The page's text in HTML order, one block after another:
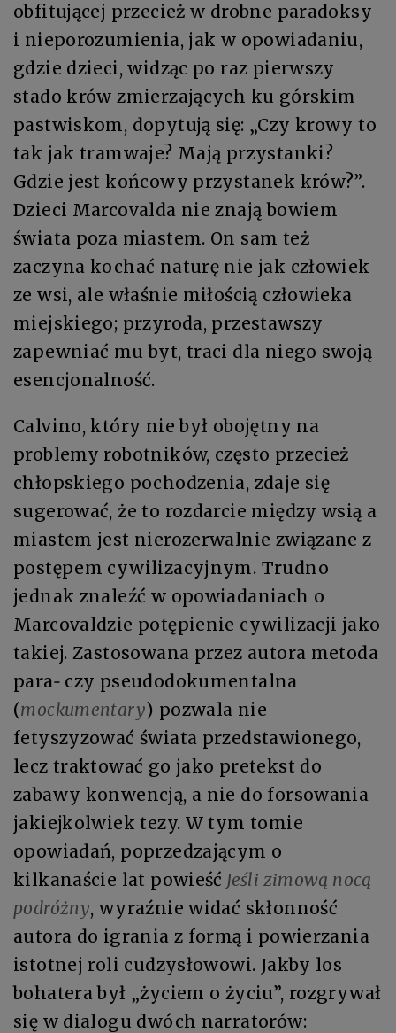
obfitującej przecież w drobne paradoksy
i nieporozumienia, jak w opowiadaniu,
gdzie dzieci, widząc po raz pierwszy
stado krów zmierzających ku górskim
pastwiskom, dopytują się: „Czy krowy to
tak jak tramwaje? Mają przystanki?
Gdzie jest końcowy przystanek krów?”.
Dzieci Marcovalda nie znają bowiem
świata poza miastem. On sam też
zaczyna kochać naturę nie jak człowiek
ze wsi, ale właśnie miłością człowieka
miejskiego; przyroda, przestawszy
zapewniać mu byt, traci dla niego swoją
esencjonalność.
Calvino, który nie był obojętny na
problemy robotników, często przecież
chłopskiego pochodzenia, zdaje się
sugerować, że to rozdarcie między wsią a
miastem jest nierozerwalnie związane z
postępem cywilizacyjnym. Trudno
jednak znaleźć w opowiadaniach o
Marcovaldzie potępienie cywilizacji jako
takiej. Zastosowana przez autora metoda
para‑ czy pseudodokumentalna
(mockumentary) pozwala nie
fetyszyzować świata przedstawionego,
lecz traktować go jako pretekst do
zabawy konwencją, a nie do forsowania
jakiejkolwiek tezy. W tym tomie
opowiadań, poprzedzającym o
kilkanaście lat powieść Jeśli zimową nocą
podróżny, wyraźnie widać skłonność
autora do igrania z formą i powierzania
istotnej roli cudzysłowowi. Jakby los
bohatera był „życiem o życiu”, rozgrywał
się w dialogu dwóch narratorów: